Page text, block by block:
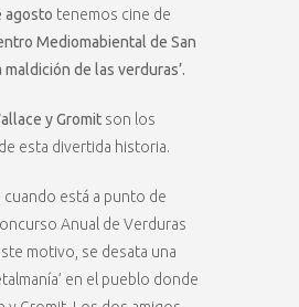
agosto tenemos cine de
Mediomabiental de San
maldición de las verduras’.
y Gromit son los
esta divertida historia.
cuando está a punto de
Anual de Verduras
motivo, se desata una
en el pueblo donde